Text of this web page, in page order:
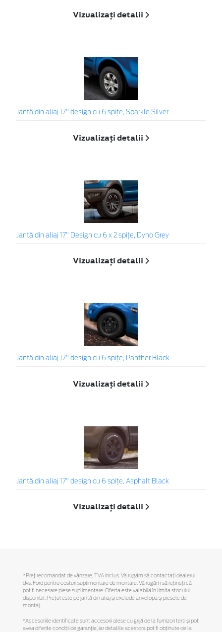
Vizualizați detalii
Jantă din aliaj 17" design cu 6 spițe, Sparkle Silver
Vizualizați detalii
Jantă din aliaj 17" Design cu 6 x 2 spițe, Dyno Grey
Vizualizați detalii
Jantă din aliaj 17" design cu 6 spițe, Panther Black
Vizualizați detalii
Jantă din aliaj 17" design cu 6 spițe, Asphalt Black
Vizualizați detalii
*Preţ recomandat de vânzare, TVA inclus. Vă rugăm să contactaţi dealerul
dvs. Ford pentru costuri suplimentare de montare. Vă rugăm să reţineţi că
pot fi necesare piese suplimentare. Oferta este valabilă în limita stocului
disponibil. Preţul este pe jantă din aliaj şi exclude anvelopa şi piesele de
montaj.
*Accesoriile identificate sunt accesorii alese cu grijă de la furnizori terți și pot
avea diferite condiții de garanție, iar detaliile acestora pot fi obținute de la